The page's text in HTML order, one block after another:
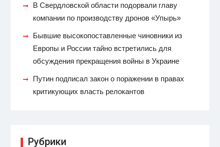
В Свердловской области подорвали главу
компании по производству дронов «Упырь»
Бывшие высокопоставленные чиновники из
Европы и России тайно встретились для
обсуждения прекращения войны в Украине
Путин подписал закон о поражении в правах
критикующих власть релокантов
Рубрики